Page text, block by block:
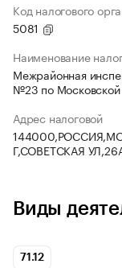
Код налогового
5081
Наименование
Межрайонная
№23 по Московской
Адрес налоговой
Г,СОВЕТСКАЯ
Виды
71.12